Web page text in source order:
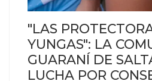
"LAS
YUNGAS": LA
GUARANÍ DE
LUCHA POR